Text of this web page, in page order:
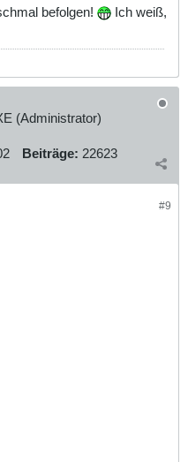
befolgen!
Ich weiß,
(Administrator)
Beiträge: 22623
#9